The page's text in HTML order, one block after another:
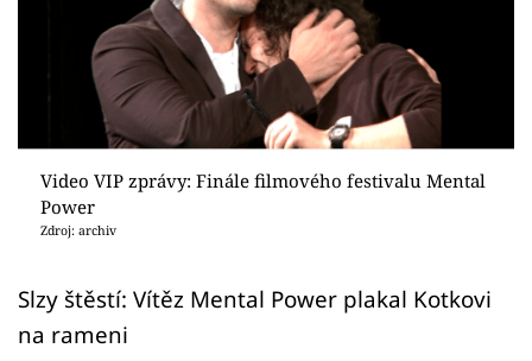
Sex a vztahy
Videa
Sledujte prima+
Přihlášení
Sledujte nás
Video VIP zprávy: Finále filmového festivalu Mental
Power
Zdroj: archiv
Slzy štěstí: Vítěz Mental Power plakal Kotkovi
na rameni